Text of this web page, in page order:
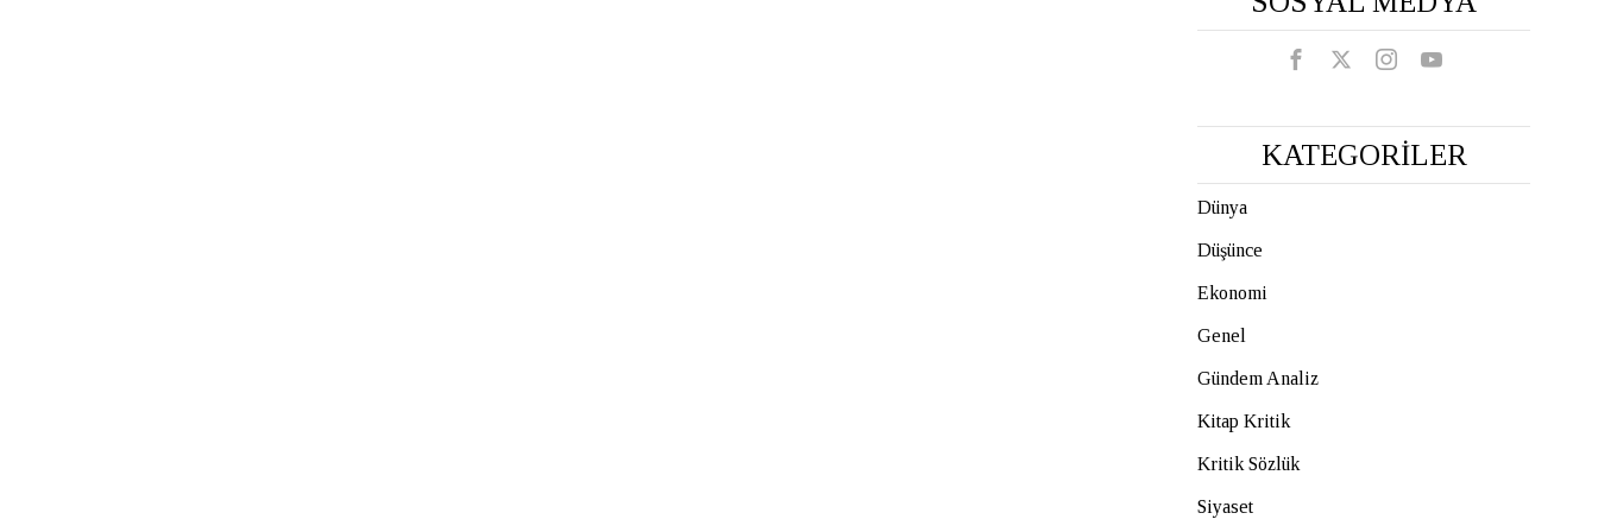
KATEGORİLER
Dünya
Düşünce
Ekonomi
Genel
Gündem Analiz
Kitap Kritik
Kritik Sözlük
Siyaset